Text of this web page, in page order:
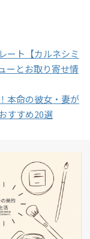
ート【カルネシミ
ーとお取り寄せ情
本命の彼女・妻が
すすめ20選